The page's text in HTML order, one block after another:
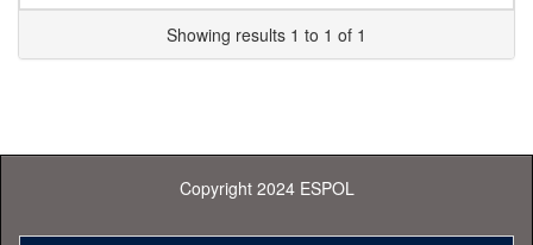
Showing results 1 to 1 of 1
Copyright 2024 ESPOL